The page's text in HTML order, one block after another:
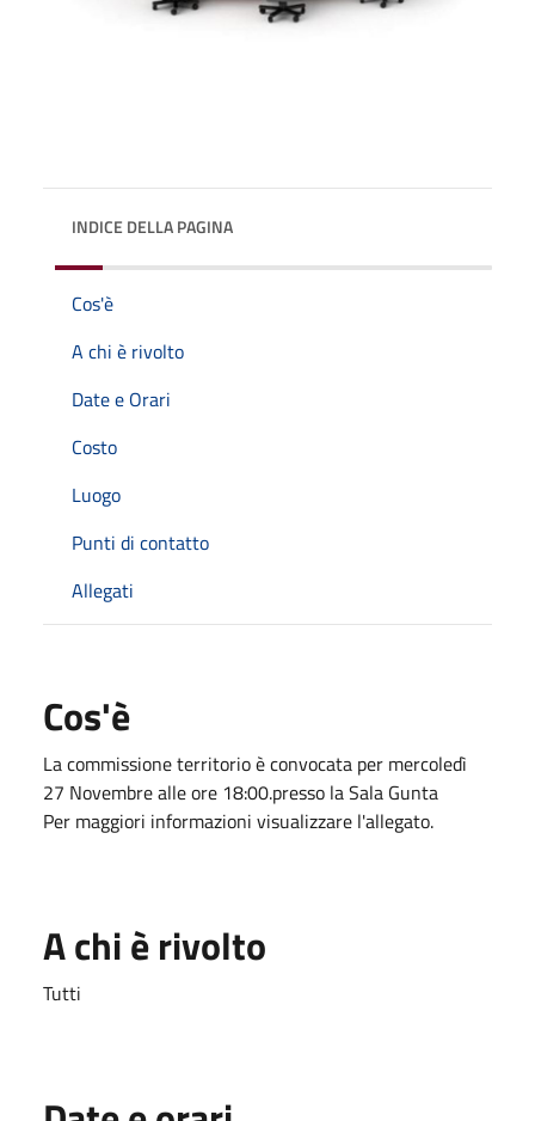
INDICE DELLA PAGINA
Cos'è
A chi è rivolto
Date e Orari
Costo
Luogo
Punti di contatto
Allegati
Cos'è
La commissione territorio è convocata per mercoledì
27 Novembre alle ore 18:00.presso la Sala Gunta
Per maggiori informazioni visualizzare l'allegato.
A chi è rivolto
Tutti